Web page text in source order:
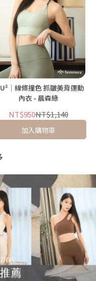
｜線條撞色 抓皺美背運動
內衣 - 晨森綠
NT$950NT$1,140
加入購物車